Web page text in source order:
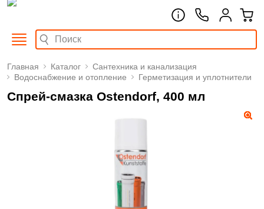
Главная Каталог
Сантехника и канализация
Водоснабжение и отопление
Герметизация и уплотнители
Спрей-смазка Ostendorf, 400 мл